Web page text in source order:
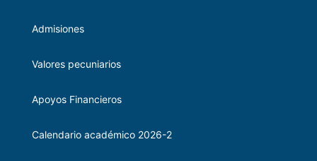
Admisiones
Valores pecuniarios
Apoyos Financieros
Calendario académico 2026-2